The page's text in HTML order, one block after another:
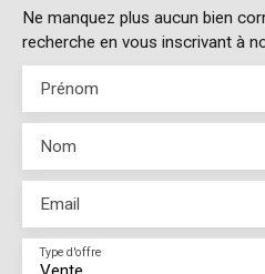
Ne manquez plus aucun bien
recherche en vous inscrivant à
Prénom
Nom
Email
Type d'offre